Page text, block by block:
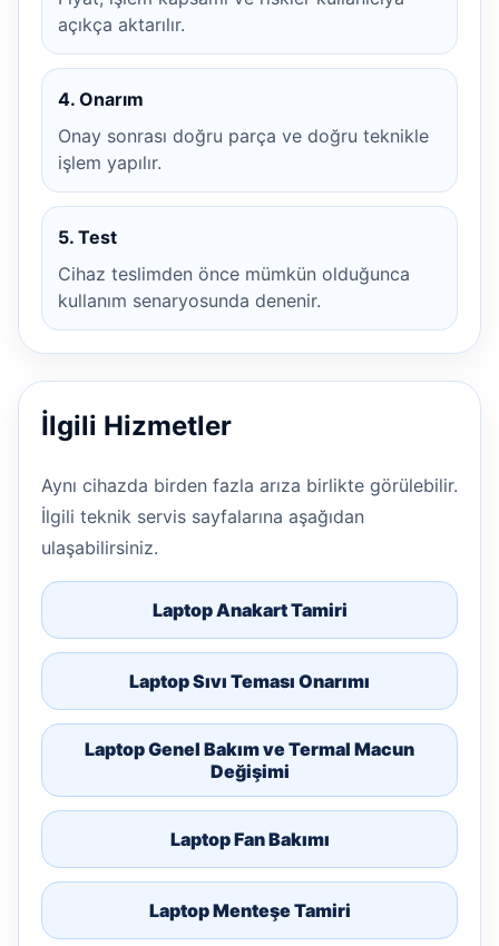
açıkça aktarılır.
4. Onarım
Onay sonrası doğru parça ve doğru teknikle
işlem yapılır.
5. Test
Cihaz teslimden önce mümkün olduğunca
kullanım senaryosunda denenir.
İlgili Hizmetler
Aynı cihazda birden fazla arıza birlikte görülebilir.
İlgili teknik servis sayfalarına aşağıdan
ulaşabilirsiniz.
Laptop Anakart Tamiri
Laptop Sıvı Teması Onarımı
Laptop Genel Bakım ve Termal Macun
Değişimi
Laptop Fan Bakımı
Laptop Menteşe Tamiri